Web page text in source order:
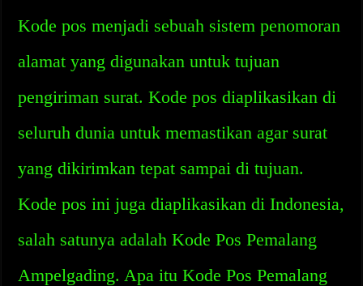
Kode pos menjadi sebuah sistem penomoran
alamat yang digunakan untuk tujuan
pengiriman surat. Kode pos diaplikasikan di
seluruh dunia untuk memastikan agar surat
yang dikirimkan tepat sampai di tujuan.
Kode pos ini juga diaplikasikan di Indonesia,
salah satunya adalah Kode Pos Pemalang
Ampelgading. Apa itu Kode Pos Pemalang